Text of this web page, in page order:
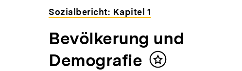
Sozialbericht: Kapitel 1
Bevölkerung und
Demografie
Inhalt